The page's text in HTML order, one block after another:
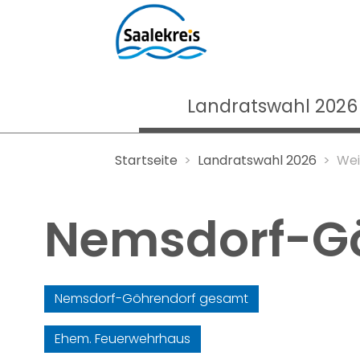
Landratswahl 2026
Startseite Landratswahl 2026
Nemsdorf-
Nemsdorf-Göhrendorf gesamt
Ehem. Feuerwehrhaus